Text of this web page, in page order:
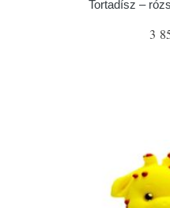
Tortadísz –
3